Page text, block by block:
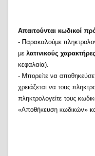
Απαιτούνται κωδικοί
- Παρακαλούμε
με λατινικούς
κεφαλαία).
- Μπορείτε να
χρειάζεται να τους
πληκτρολογείτε τους
«Αποθήκευση κωδικών»